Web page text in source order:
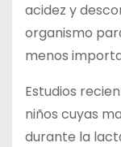
acidez y
organismo
menos
Estudios
niños cuyas
durante la